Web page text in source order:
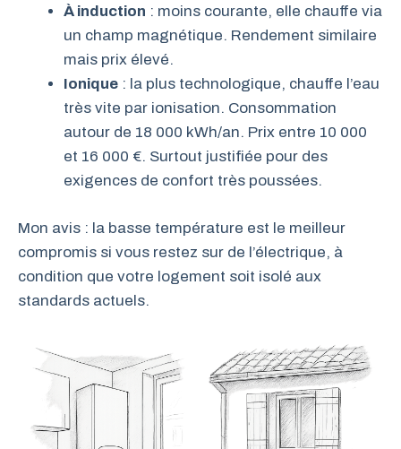
À induction : moins courante, elle chauffe via
un champ magnétique. Rendement similaire
mais prix élevé.
Ionique : la plus technologique, chauffe l’eau
très vite par ionisation. Consommation
autour de 18 000 kWh/an. Prix entre 10 000
et 16 000 €. Surtout justifiée pour des
exigences de confort très poussées.
Mon avis : la basse température est le meilleur
compromis si vous restez sur de l’électrique, à
condition que votre logement soit isolé aux
standards actuels.